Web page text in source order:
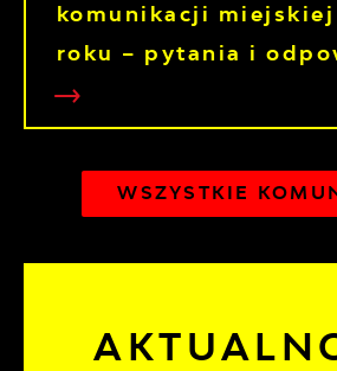
komunikacji miejskiej
roku – pytania i
WSZYSTKIE